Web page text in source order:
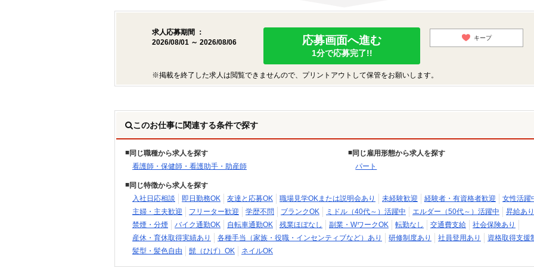
求人応募期間 ：
2026/08/01 ～ 2026/08/06
応募画面へ進む
1分で応募完了!!
キープ
※掲載を終了した求人は閲覧できませんので、プリントアウトして保管をお願いします。
このお仕事に関連する条件で探す
同じ職種から求人を探す
看護師・保健師・看護助手・助産師
同じ雇用形態から求人を探す
パート
同じ特徴から求人を探す
入社日応相談
即日勤務OK 友達と応募OK 職場見学OKまたは説明会あり 未経験歓迎 経験者・有資格者歓迎
女性活躍
主婦・主夫歓迎
フリーター歓迎 学歴不問 ブランクOK ミドル（40代～）活躍中 エルダー（50代～）活躍中
昇給あり
禁煙・分煙
バイク通勤OK 自転車通勤OK 残業ほぼなし 副業・WワークOK 転勤なし 交通費支給
社会保険あり
産休・育休取得実績あり
各種手当（家族・役職・インセンティブなど）あり 研修制度あり 社員登用あり
資格取得支援
髪型・髪色自由
髭（ひげ）OK ネイルOK